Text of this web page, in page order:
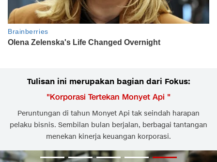
Tulisan ini merupakan bagian dari Fokus:
"Korporasi Tertekan Monyet Api "
Peruntungan di tahun Monyet Api tak seindah harapan
pelaku bisnis. Sembilan bulan berjalan, berbagai tantangan
menekan kinerja keuangan korporasi.